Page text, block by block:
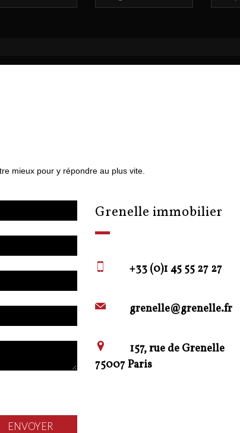
mieux pour y répondre au plus vite.
ENVOYER
grenelle immobilier
+33 (0)1 45 55 27 27
grenelle@grenelle.fr
157, rue de Grenelle
75007 Paris